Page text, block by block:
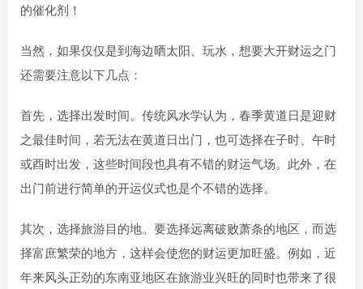
的催化剂！
当然，如果仅仅是到海边晒太阳、玩水，想要大开财运之门
还需要注意以下几点：
首先，选择出发时间。传统风水学认为，春季黄道日是迎财
之最佳时间，若无法在黄道日出门，也可选择在子时、午时
或酉时出发，这些时间段也具有不错的财运气场。此外，在
出门前进行简单的开运仪式也是个不错的选择。
其次，选择旅游目的地。要选择远离破败萧条的地区，而选
择富庶繁荣的地方，这样会使您的财运更加旺盛。例如，近
年来风头正劲的东南亚地区在旅游业兴旺的同时也带来了很